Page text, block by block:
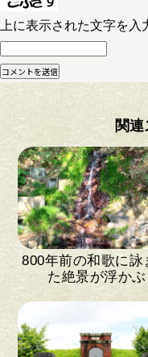
上に表示された文字を入
関
800年前の和歌に詠
た絶景が浮かぶ